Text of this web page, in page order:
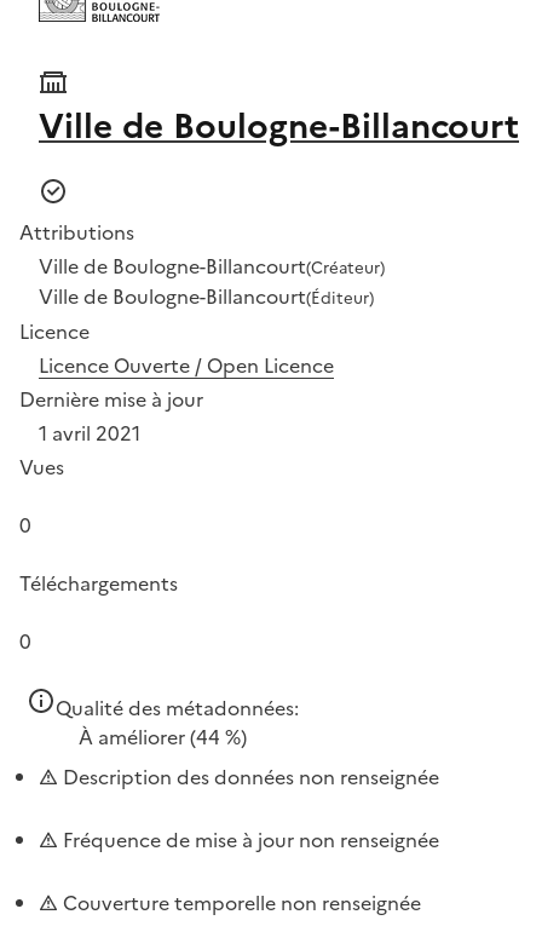
Ville de Boulogne-Billancourt
Attributions
Ville de Boulogne-Billancourt(Créateur)
Ville de Boulogne-Billancourt(Éditeur)
Licence
Licence Ouverte / Open Licence
Dernière mise à jour
1 avril 2021
Vues
0
Téléchargements
0
Qualité des métadonnées:
À améliorer(44 %)
Description des données non renseignée
Fréquence de mise à jour non renseignée
Couverture temporelle non renseignée